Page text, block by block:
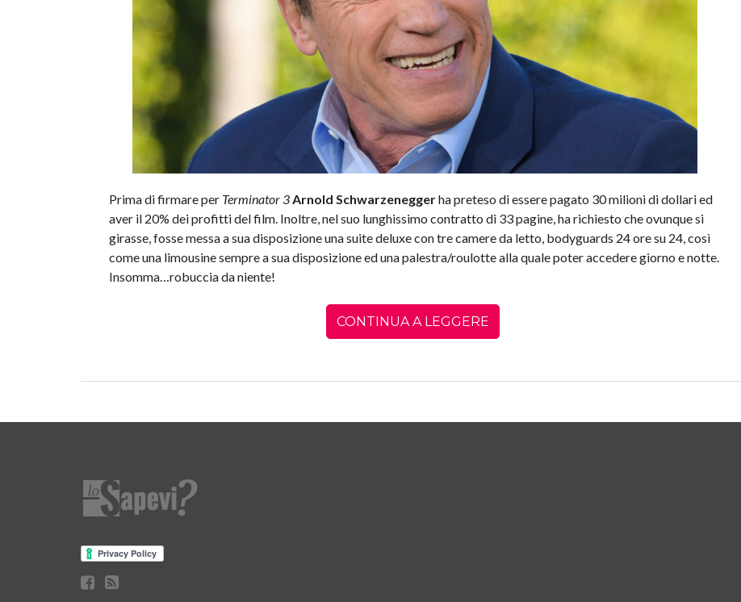
Prima di firmare perTerminator 3 Arnold Schwarzeneggerha preteso di essere pagato 30 milioni di dollari ed
aver il 20% dei profitti del film. Inoltre, nel suo lunghissimo contratto di 33 pagine, ha richiesto che ovunque si
girasse, fosse messa a sua disposizione una suite deluxe con tre camere da letto, bodyguards 24 ore su 24, così
come una limousine sempre a sua disposizione ed una palestra/roulotte alla quale poter accedere giorno e notte.
Insomma…robuccia da niente!
CONTINUA A LEGGERE